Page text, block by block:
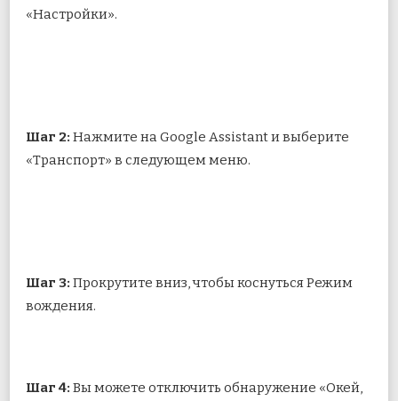
«Настройки».
Шаг 2: Нажмите на Google Assistant и выберите
«Транспорт» в следующем меню.
Шаг 3: Прокрутите вниз, чтобы коснуться Режим
вождения.
Шаг 4: Вы можете отключить обнаружение «Окей,